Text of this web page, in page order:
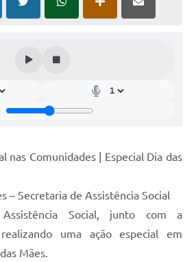
nas Comunidades | Especial Dia das
– Secretaria de Assistência Social
Social, junto com a
uma ação especial em
Mães.